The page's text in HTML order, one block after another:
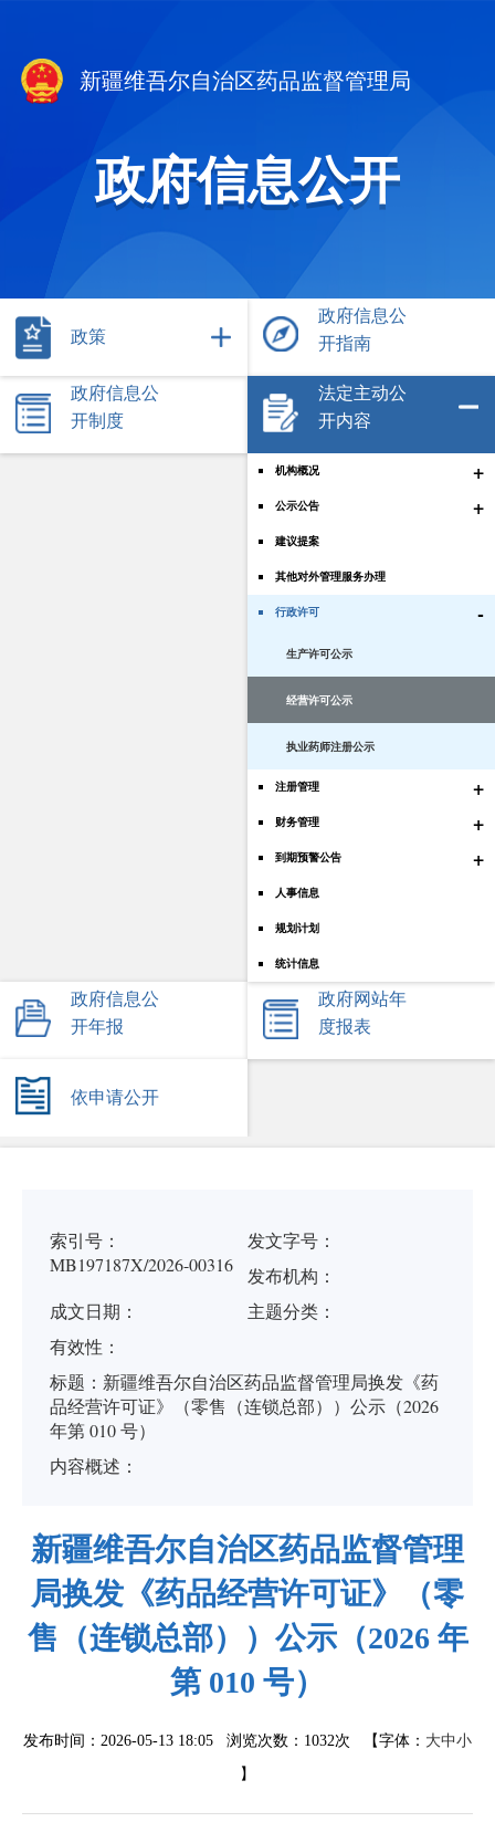
新疆维吾尔自治区药品监督管理局
政府信息公开
政策
政府信息公
开指南
政府信息公
开制度
法定主动公
开内容
机构概况 +
公示公告 +
建议提案
其他对外管理服务办理
行政许可 -
生产许可公示
经营许可公示
执业药师注册公示
注册管理 +
财务管理 +
到期预警公告 +
人事信息
规划计划
统计信息
政府信息公
开年报
政府网站年
度报表
依申请公开
索引号：
MB197187X/2026-00316
发文字号：
发布机构：
成文日期：
主题分类：
有效性：
标题： 新疆维吾尔自治区药品监督管理局换发《药
品经营许可证》（零售（连锁总部））公示（2026
年第 010 号）
内容概述：
新疆维吾尔自治区药品监督管理
局换发《药品经营许可证》（零
售（连锁总部））公示（2026 年
第 010 号）
发布时间：2026-05-13 18:05 浏览次数： 1032次 【字体： 大中小
】